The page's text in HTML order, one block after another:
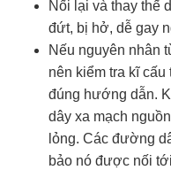
Nối lại và thay thế
đứt, bị hở, dễ gay
Nếu nguyên nhân
nên kiểm tra kĩ
đúng hướng dẫn.
dây xa mạch
lỏng. Các đường
bảo nó được nối